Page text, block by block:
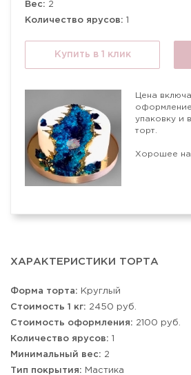
Вес: 2
Количество ярусов: 1
Купить в 1 клик
Цена
упаковку и
торт.
Хорошее
ХАРАКТЕРИСТИКИ ТОРТА
Форма торта: Круглый
Стоимость 1 кг: 2450 руб.
Стоимость оформления: 2100 руб.
Количество ярусов: 1
Минимальный вес: 2
Тип покрытия: Мастика